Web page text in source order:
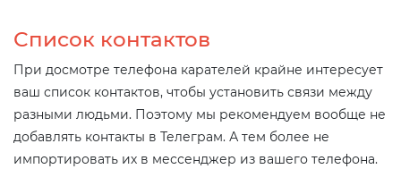
Список контактов
При досмотре телефона карателей крайне интересует
ваш список контактов, чтобы установить связи между
разными людьми. Поэтому мы рекомендуем вообще не
добавлять контакты в Телеграм. А тем более не
импортировать их в мессенджер из вашего телефона.